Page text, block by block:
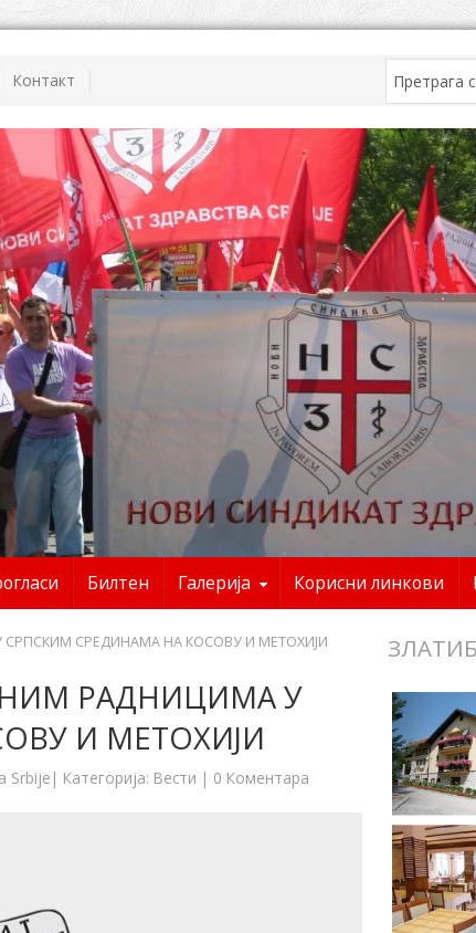
Контакт
Билтен Галерија Корисни линкови
СРЕДИНАМА НА КОСОВУ И МЕТОХИЈИ
РАДНИЦИМА У
И МЕТОХИЈИ
Srbije | Категорија: Вести | 0 Коментара